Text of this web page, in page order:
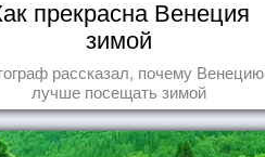
прекрасна Венеция
зимой
рассказал, почему Венецию
лучше посещать зимой